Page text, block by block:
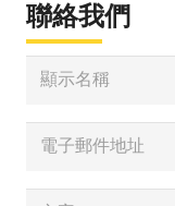
聯絡我們